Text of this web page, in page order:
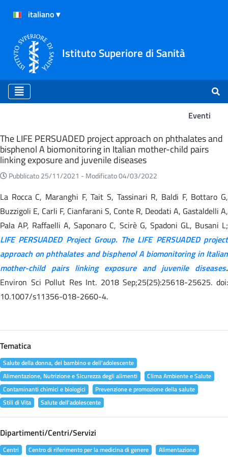
Istituto Superiore di Sanità
Eventi
Eventi
The LIFE PERSUADED project approach on phthalates and
bisphenol A biomonitoring in Italian mother-child pairs
linking exposure and juvenile diseases
Pubblicato 25/11/2021 - Modificato 04/03/2022
La Rocca C, Maranghi F, Tait S, Tassinari R, Baldi F, Bottaro G,
Buzzigoli E, Carli F, Cianfarani S, Conte R, Deodati A, Gastaldelli A,
Pala AP, Raffaelli A, Saponaro C, Scirè G, Spadoni GL, Busani L;
LIFE PERSUADED Project Group. The LIFE PERSUADED project
approach on phthalates and bisphenol A biomonitoring in Italian
mother-child pairs linking exposure and juvenile diseases.
Environ Sci Pollut Res Int. 2018 Sep;25(25):25618-25625. doi:
10.1007/s11356-018-2660-4.
Tematica
Salute della donna, del bambino e dell'adolescente
Alimentazione, Nutrizione e Sicurezza degli alimenti
Clima Ambiente e Salute
Contaminanti chimici e biologici
Prevenzione e promozione della salute
Stili di Vita
Salute dell'adolescente
Dipartimenti/Centri/Servizi
Centri Centro di riferimento per la medicina di genere
Alimentazione